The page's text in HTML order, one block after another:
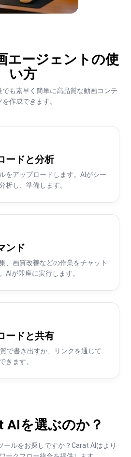
エージェントの使
い方
も素早く簡単に高品質な動画コンテ
を作成できます。
ードと分析
をアップロードします。AIがシー
析し、準備します。
ンド
、画質改善などの作業をチャット
AIが即座に実行します。
ードと共有
で書き出すか、リンクを通じて
きます。
AIを選ぶのか？
ールをお探しですか？Carat AIはより